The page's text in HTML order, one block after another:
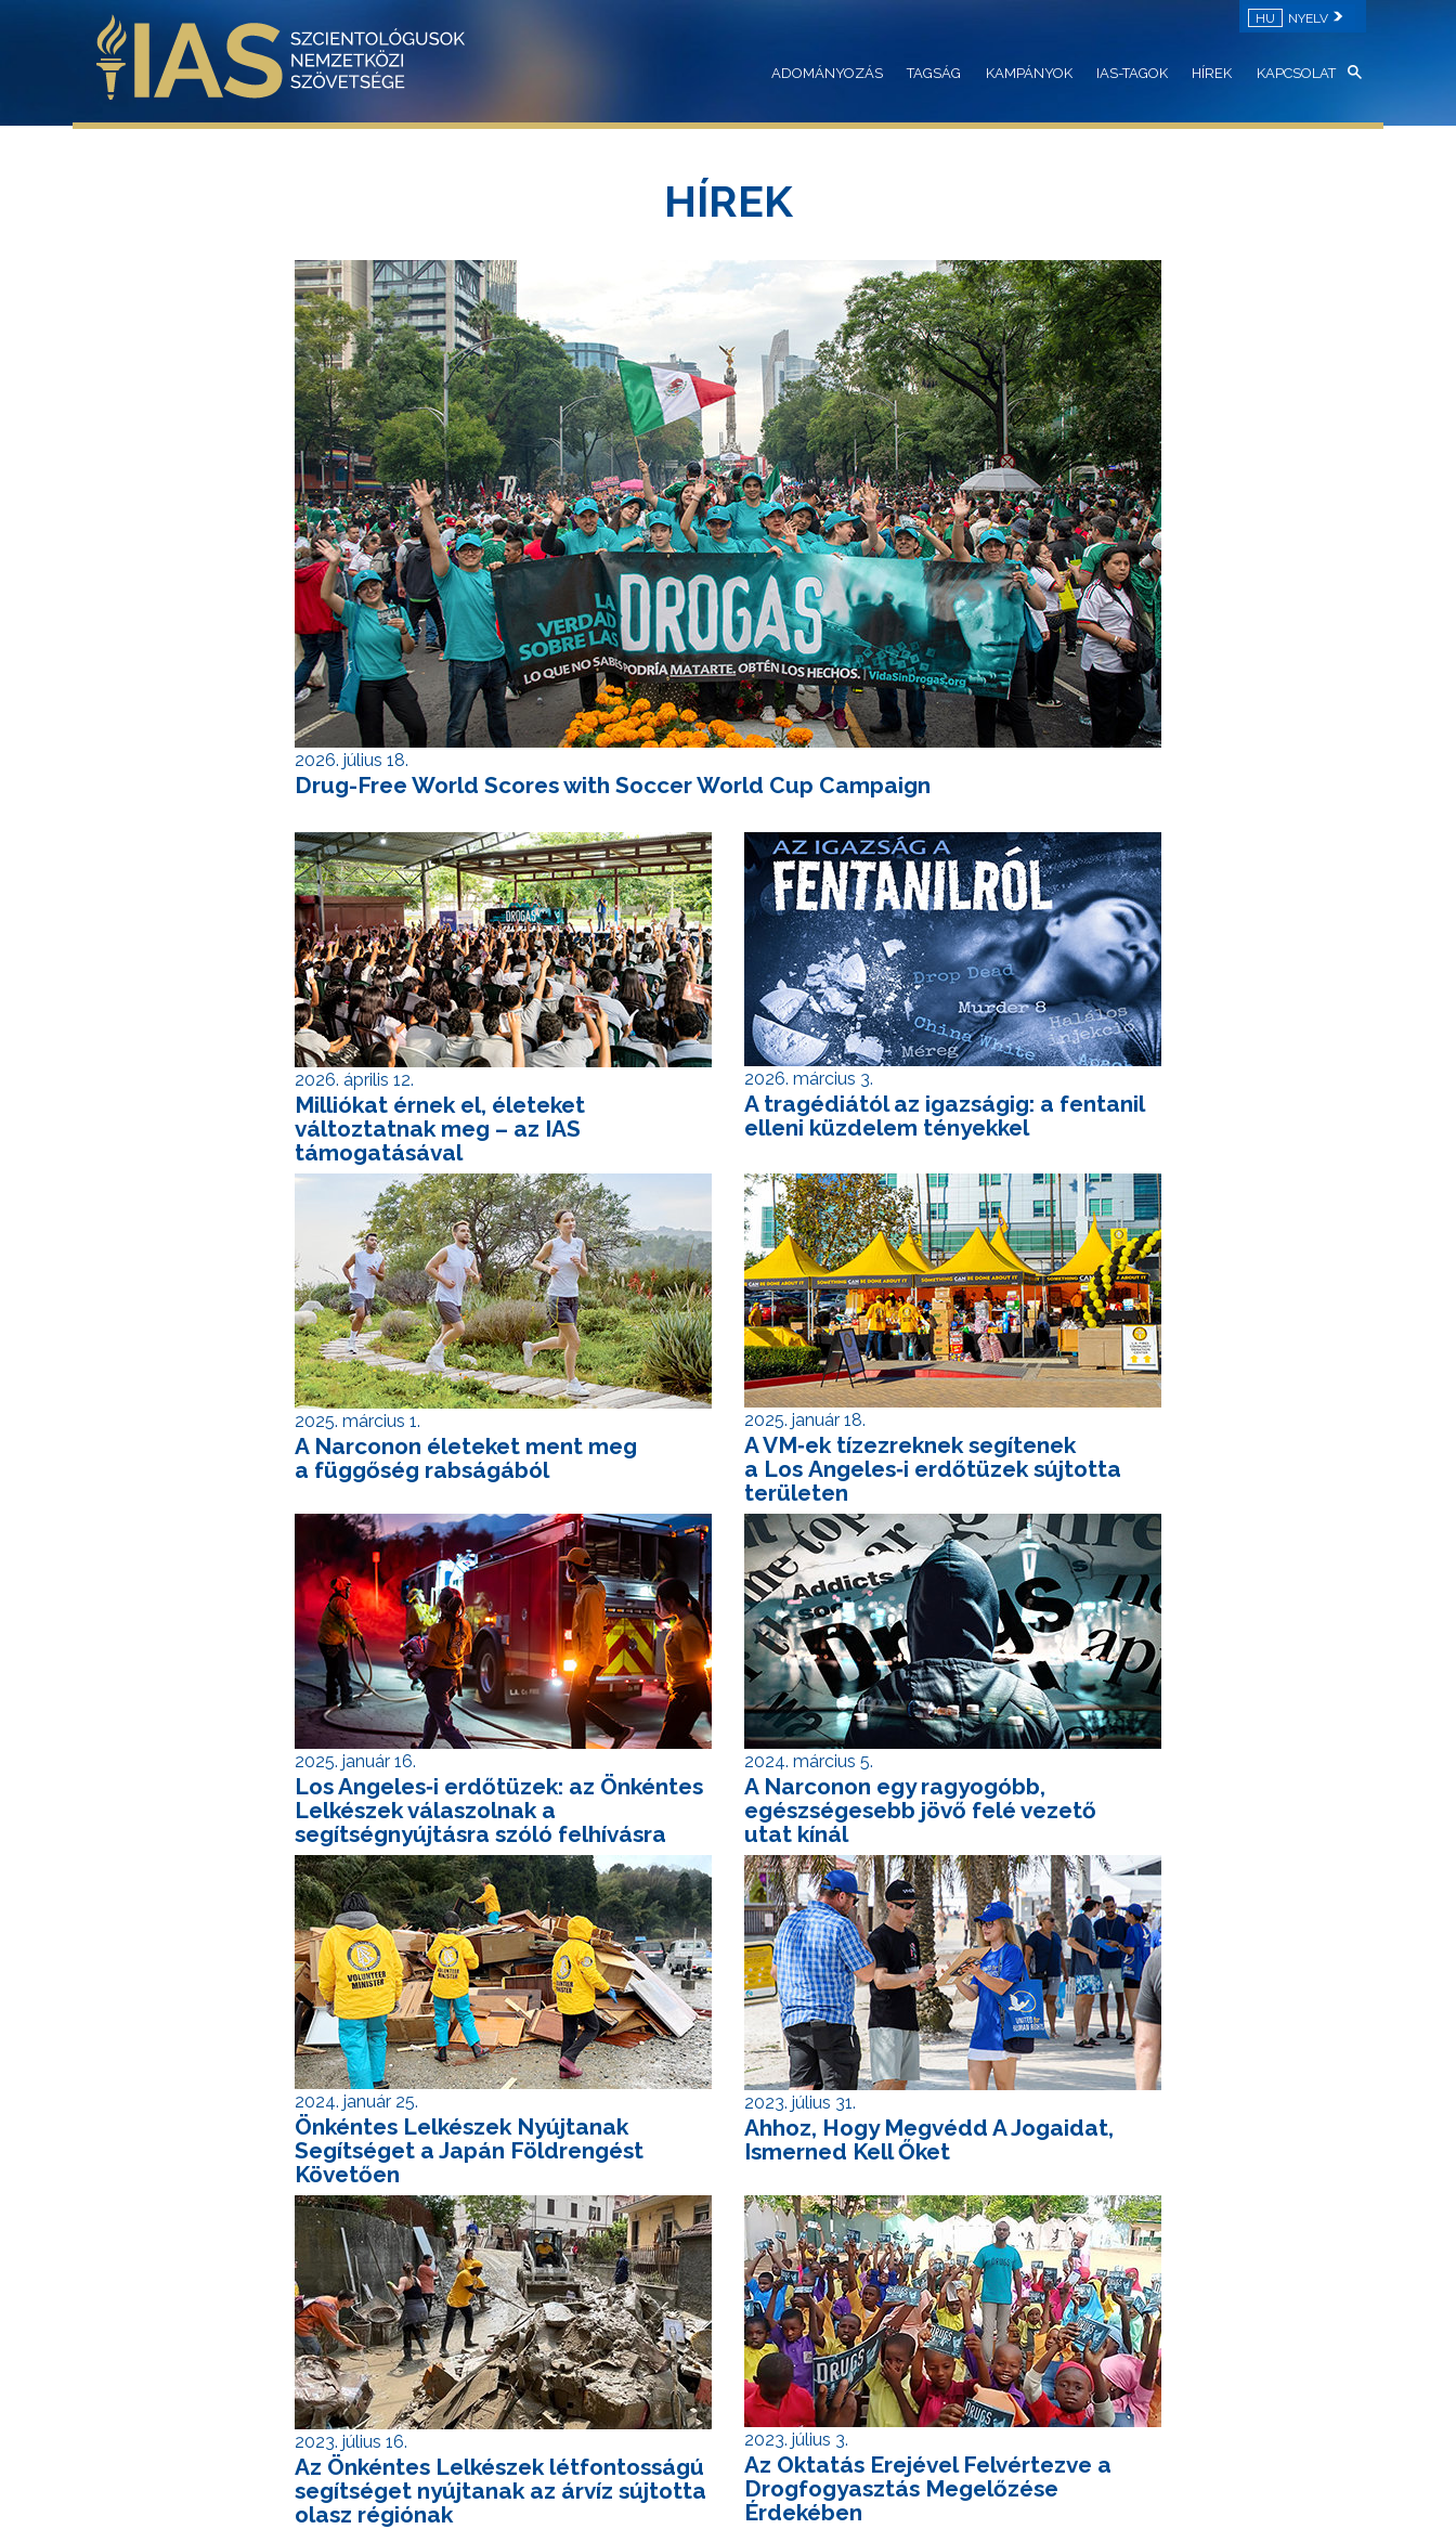
HU NYELV
ADOMÁNYOZÁS TAGSÁG KAMPÁNYOK IAS-TAGOK HÍREK KAPCSOLAT
HÍREK
2026. július 18.
Drug-Free World Scores with Soccer World Cup Campaign
2026. április 12.
Milliókat érnek el, életeket
változtatnak meg – az IAS
támogatásával
2026. március 3.
A tragédiától az igazságig: a fentanil
elleni küzdelem tényekkel
2025. március 1.
A Narconon életeket ment meg
a függőség rabságából
2025. január 18.
A VM‑ek tízezreknek segítenek
a Los Angeles‑i erdőtüzek sújtotta
területen
2025. január 16.
Los Angeles‑i erdőtüzek: az Önkéntes
Lelkészek válaszolnak a
segítségnyújtásra szóló felhívásra
2024. március 5.
A Narconon egy ragyogóbb,
egészségesebb jövő felé vezető
utat kínál
2024. január 25.
Önkéntes Lelkészek Nyújtanak
Segítséget a Japán Földrengést
Követően
2023. július 31.
Ahhoz, Hogy Megvédd A Jogaidat,
Ismerned Kell Őket
2023. július 16.
Az Önkéntes Lelkészek létfontosságú
segítséget nyújtanak az árvíz sújtotta
olasz régiónak
2023. július 3.
Az Oktatás Erejével Felvértezve a
Drogfogyasztás Megelőzése
Érdekében